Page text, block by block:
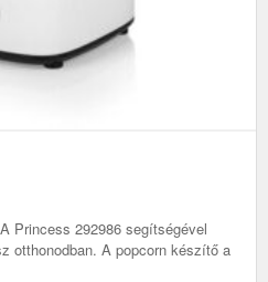
Princess 292986 segítségével
otthonodban. A popcorn készítő a